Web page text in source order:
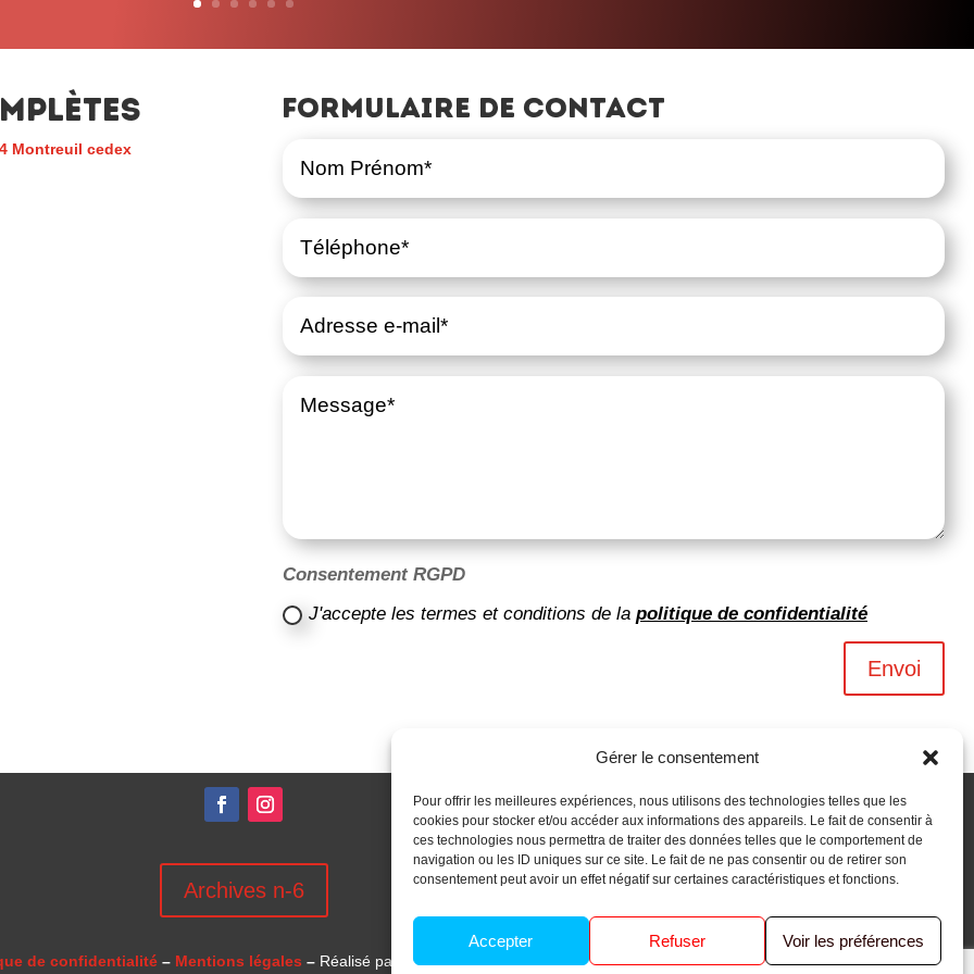
Gérer le consentement
Pour offrir les meilleures expériences, nous utilisons des technologies telles que les
cookies pour stocker et/ou accéder aux informations des appareils. Le fait de consentir à
ces technologies nous permettra de traiter des données telles que le comportement de
navigation ou les ID uniques sur ce site. Le fait de ne pas consentir ou de retirer son
consentement peut avoir un effet négatif sur certaines caractéristiques et fonctions.
Accepter Refuser Voir les préférences
Montreuil cedex
Formulaire de contact
Consentement RGPD
J'accepte les termes et conditions de la politique de confidentialité
Envoi
Archives n-6
de confidentialité– Mentions légales – Réalisé par l’agence Ouacom